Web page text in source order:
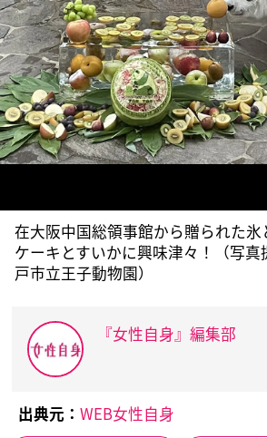
在大阪中国総領事館から贈られた氷
ケーキとすいかに興味津々！（写真
戸市立王子動物園）
『女性自身』編集部
出典元： WEB女性自身